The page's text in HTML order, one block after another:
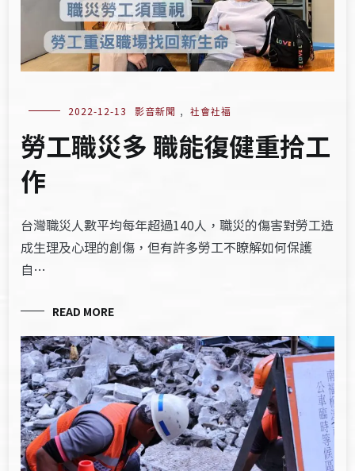
2022-12-13 影音新聞 , 社會社福
勞工職災多 職能復健重拾工
作
台灣職災人數平均每年超過140人，職災的傷害對勞工造
成生理及心理的創傷，但有許多勞工不瞭解如何保護
自…
READ MORE